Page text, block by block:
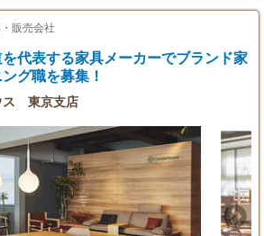
た来たい」と思える特別な体験が生まれます。
ニングは、「権八」「カフェ ラ・ボエム」「モン
デザイン・設計から海外での資材調達、施工ディ
て手掛けています。 インハウスデザイナー
するだけではなく、人の心に残る体験を創る。 そ
してみませんか？
販売会社
を代表する家具メーカーでブランド家
グ職を募集！
ス 東京支店